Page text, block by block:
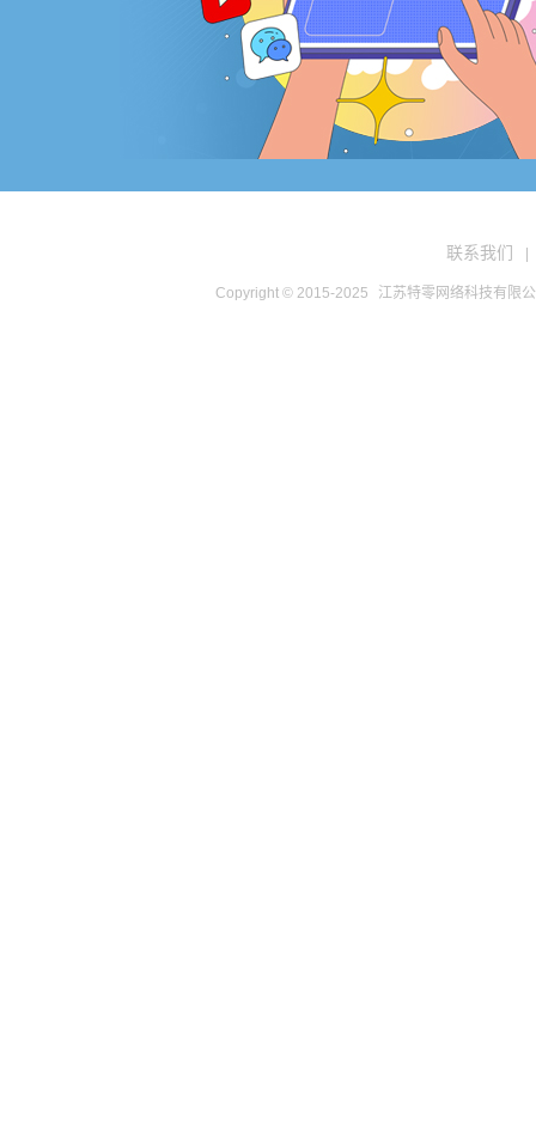
联系我们
Copyright © 2015-2025 江苏特零网络科技有限